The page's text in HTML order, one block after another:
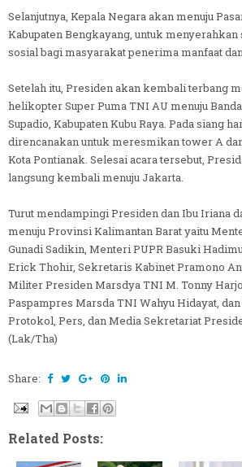
Selanjutnya, Kepala Negara akan menuju
Kabupaten Bengkayang, untuk menyerahkan
sosial bagi masyarakat penerima manfaat
Setelah itu, Presiden akan kembali terbang
helikopter Super Puma TNI AU menuju
Supadio, Kabupaten Kubu Raya. Pada siang
direncanakan untuk meresmikan tower A dan
Kota Pontianak. Selesai acara tersebut,
langsung kembali menuju Jakarta.
Turut mendampingi Presiden dan Ibu Iriana
menuju Provinsi Kalimantan Barat yaitu
Gunadi Sadikin, Menteri PUPR Basuki
Erick Thohir, Sekretaris Kabinet Pramono
Militer Presiden Marsdya TNI M. Tonny
Paspampres Marsda TNI Wahyu Hidayat,
Protokol, Pers, dan Media Sekretariat
(Lak/Tha)
Share:
Related Posts: